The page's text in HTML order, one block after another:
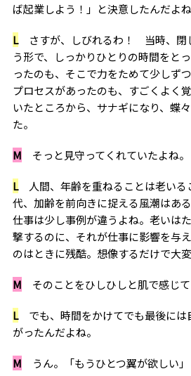
ば起業しよう！」と決意したんだよね
Lさすが、しびれるわ！ 当時、閉
う形で、しっかりひとりの時間をと
ったのも、そこで力をためて少しず
プロセスがあったのも、すごくよく
いたところから、サナギになり、蝶
た。
M そっと見守ってくれていたよね。
L人間、年齢を重ねることは老いる
代、加齢を前向きに捉える風潮はあ
仕事は少し事例が違うよね。老いは
撃するのに、それが仕事に影響を与
のはときに残酷。想像するだけで大変
M そのことをひしひしと肌で感じて
Lでも、時間をかけてでも最後には
がったんだよね。
M うん。「もうひとつ翼が欲しい」